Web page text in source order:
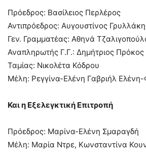
Πρόεδρος: Βασίλειος Περλέρος
Αντιπρόεδρος: Αυγουστίνος
Γεν. Γραμματέας: Αθηνά
Αναπληρωτής Γ.Γ.: Δημήτριος Πρόκος
Ταμίας: Νικολέτα Κόδρου
Μέλη: Ρεγγίνα-Ελένη Γαβριήλ
Και η Εξελεγκτική Επιτροπή
Πρόεδρος: Μαρίνα-Ελένη Σμαραγδή
Μέλη: Μαρία Ντρε, Κωνσταντίνα